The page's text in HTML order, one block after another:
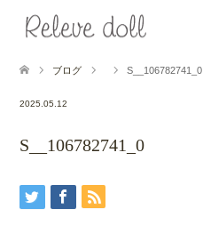
ブログ S__106782741_0
2025.05.12
S__106782741_0